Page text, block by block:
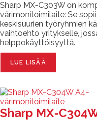
Sharp MX-C303W on
värimonitoimilaite: Se
keskisuurien työryhmien
vaihtoehto yritykselle,
helppokäyttöisyyttä.
LUE LISÄÄ
Sharp MX-